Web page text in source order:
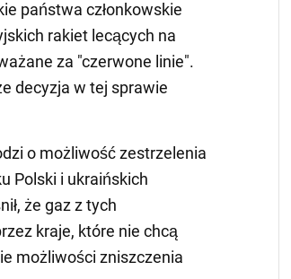
państwa członkowskie
rakiet lecących na
za "czerwone linie".
decyzja w tej sprawie
o możliwość zestrzelenia
Polski i ukraińskich
że gaz z tych
kraje, które nie chcą
możliwości zniszczenia